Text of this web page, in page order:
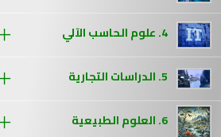
4. علوم الحاسب الآلي
5. الدراسات التجارية
6. العلوم الطبيعية